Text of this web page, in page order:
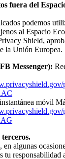
fuera del
podemos
al Espacio
Shield,
la Unión Europea.
Messenger):
móvil
terceros.
algunas
tu responsabilidad